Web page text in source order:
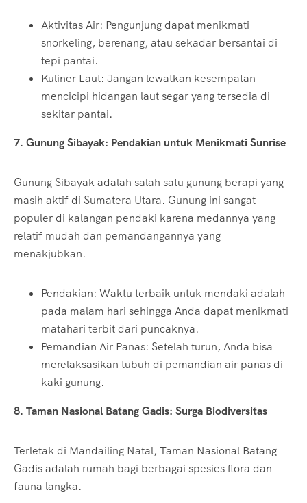
Aktivitas Air: Pengunjung dapat menikmati
snorkeling, berenang, atau sekadar bersantai di
tepi pantai.
Kuliner Laut: Jangan lewatkan kesempatan
mencicipi hidangan laut segar yang tersedia di
sekitar pantai.
7. Gunung Sibayak: Pendakian untuk Menikmati Sunrise
Gunung Sibayak adalah salah satu gunung berapi yang
masih aktif di Sumatera Utara. Gunung ini sangat
populer di kalangan pendaki karena medannya yang
relatif mudah dan pemandangannya yang
menakjubkan.
Pendakian: Waktu terbaik untuk mendaki adalah
pada malam hari sehingga Anda dapat menikmati
matahari terbit dari puncaknya.
Pemandian Air Panas: Setelah turun, Anda bisa
merelaksasikan tubuh di pemandian air panas di
kaki gunung.
8. Taman Nasional Batang Gadis: Surga Biodiversitas
Terletak di Mandailing Natal, Taman Nasional Batang
Gadis adalah rumah bagi berbagai spesies flora dan
fauna langka.